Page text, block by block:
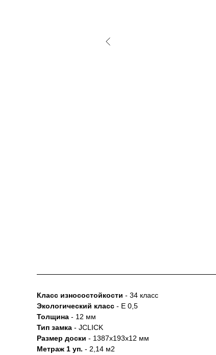
Класс износостойкости - 34 класс
Экологический класс - Е 0,5
Толщина - 12 мм
Тип замка - JCLICK
Размер доски - 1387x193x12 мм
Метраж 1 уп. - 2,14 м2